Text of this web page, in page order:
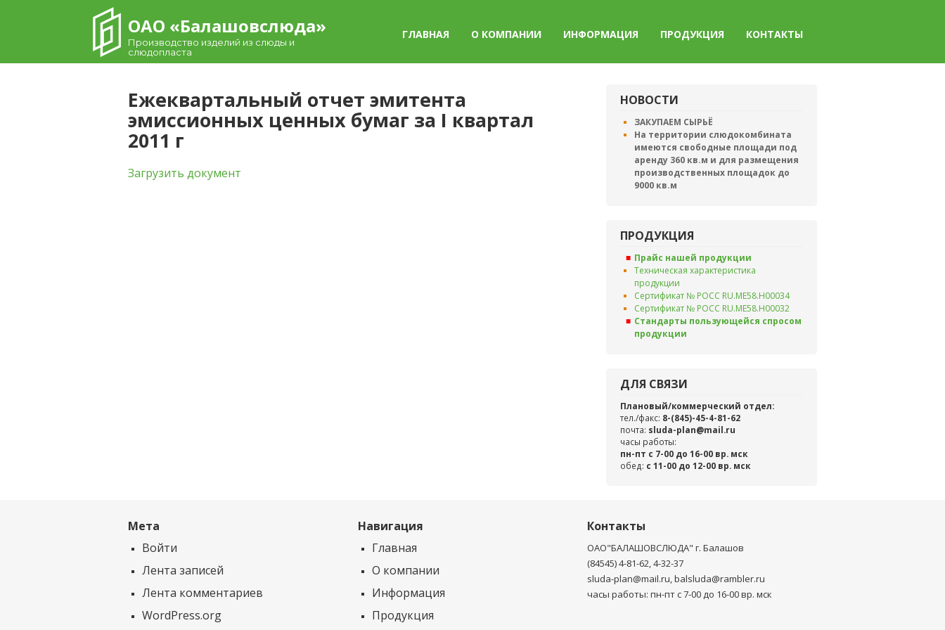
ОАО «Балашовcлюда»
Производство изделий из слюды и
слюдопласта
ГЛАВНАЯ О КОМПАНИИ ИНФОРМАЦИЯ ПРОДУКЦИЯ КОНТАКТЫ
Ежеквартальный отчет эмитента
эмиссионных ценных бумаг за I квартал
2011 г
Загрузить документ
НОВОСТИ
ЗАКУПАЕМ СЫРЬЁ
На территории слюдокомбината
имеются свободные площади под
аренду 360 кв.м и для размещения
производственных площадок до
9000 кв.м
ПРОДУКЦИЯ
Прайс нашей продукции
Техническая характеристика
продукции
Сертификат № РОСС RU.ME58.H00034
Сертификат № РОСС RU.ME58.H00032
Стандарты пользующейся спросом
продукции
ДЛЯ СВЯЗИ
Плановый/коммерческий отдел:
тел./факс: 8-(845)-45-4-81-62
почта: sluda-plan@mail.ru
часы работы:
пн-пт с 7-00 до 16-00 вр. мск
обед: c 11-00 до 12-00 вр. мск
Мета
Войти
Лента записей
Лента комментариев
WordPress.org
Навигация
Главная
О компании
Информация
Продукция
Контакты
ОАО"БАЛАШОВСЛЮДА" г. Балашов
(84545) 4-81-62, 4-32-37
sluda-plan@mail.ru, balsluda@rambler.ru
часы работы: пн-пт с 7-00 до 16-00 вр. мск